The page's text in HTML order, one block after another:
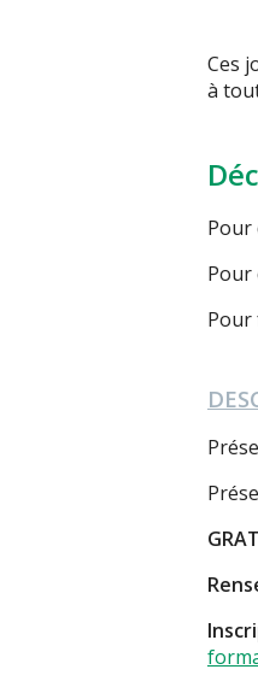
Ces
à
Pour
Pour
Pour